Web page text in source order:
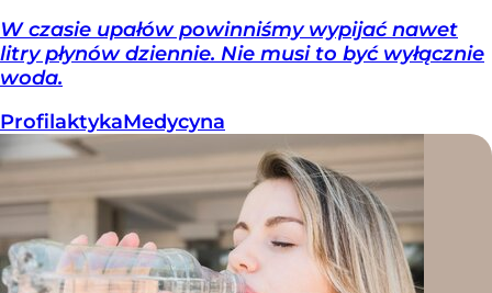
W czasie upałów powinniśmy wypijać nawet
litry płynów dziennie. Nie musi to być wyłącznie
woda.
ProfilaktykaMedycyna